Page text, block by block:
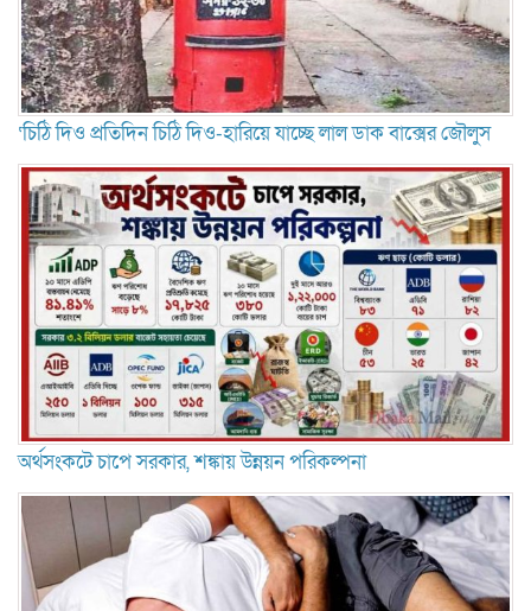
‘চিঠি দিও প্রতিদিন চিঠি দিও-হারিয়ে যাচ্ছে লাল ডাক বাক্সের জৌলুস
অর্থসংকটে চাপে সরকার, শঙ্কায় উন্নয়ন পরিকল্পনা